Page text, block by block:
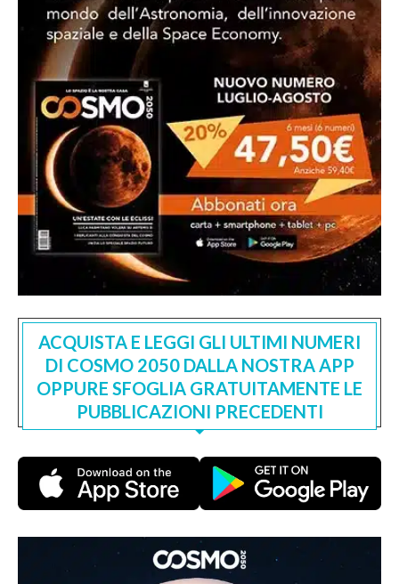
ACQUISTA E LEGGI GLI ULTIMI NUMERI
DI COSMO 2050 DALLA NOSTRA APP
OPPURE SFOGLIA GRATUITAMENTE LE
PUBBLICAZIONI PRECEDENTI